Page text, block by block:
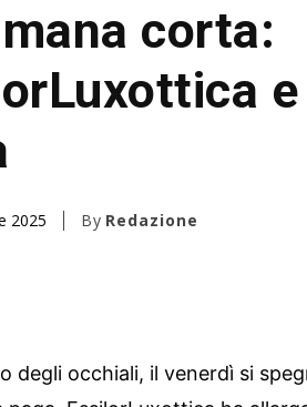
corta:
e
2025 By Redazione
degli occhiali, il venerdì si